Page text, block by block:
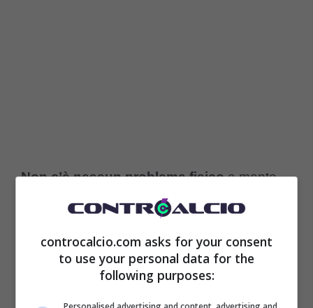
Non c’è nessun problema fisicoa monte
della scelta di Fonseca che ha fatto
calciatori migliori nel suo primo Milan ufficiale.
Semplicemente l’ex Roma e Lille ha deciso
controcalcio.com asks for your consent
to use your personal data for the
following purposes: